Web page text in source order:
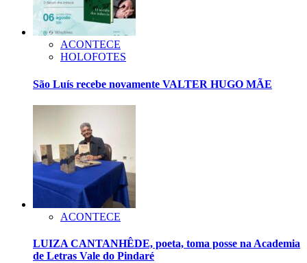
ACONTECE
HOLOFOTES
São Luís recebe novamente VALTER HUGO MÃE
ACONTECE
LUIZA CANTANHÊDE, poeta, toma posse na Academia
de Letras Vale do Pindaré